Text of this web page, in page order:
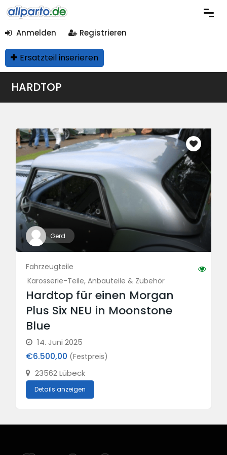
Anmelden Registrieren
Ersatzteil inserieren
HARDTOP
Gerd
Fahrzeugteile
Karosserie-Teile, Anbauteile & Zubehör
Hardtop für einen Morgan
Plus Six NEU in Moonstone
Blue
14. Juni 2025
€6.500,00 (Festpreis)
23562 Lübeck
Details anzeigen